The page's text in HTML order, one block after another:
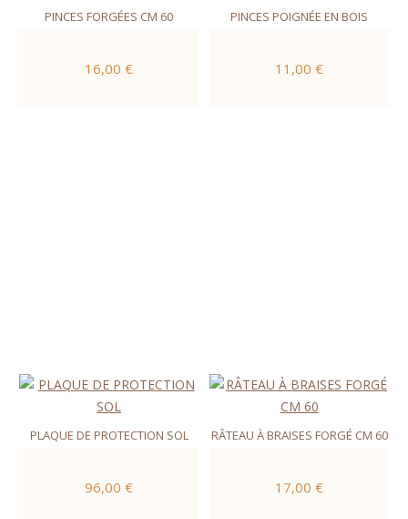
PINCES FORGÉES CM 60
16,00 €
PINCES POIGNÉE EN BOIS
11,00 €
PLAQUE DE PROTECTION SOL
96,00 €
RÂTEAU À BRAISES FORGÉ CM 60
17,00 €